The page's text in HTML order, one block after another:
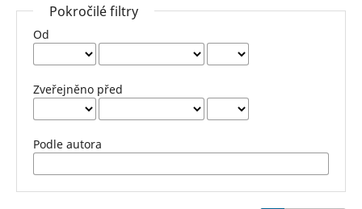
Pokročilé filtry
Od
Zveřejněno před
Podle autora